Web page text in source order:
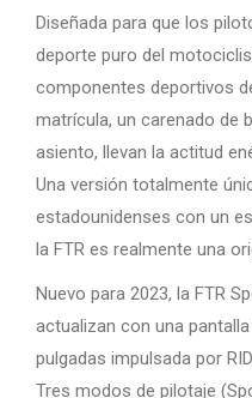
Diseñada para que los
deporte puro del
componentes deportivos
matrícula, un carenado de
asiento, llevan la actitud
Una versión totalmente
estadounidenses con un
la FTR es realmente una
Nuevo para 2023, la FTR
actualizan con una
pulgadas impulsada por
Tres modos de pilotaje